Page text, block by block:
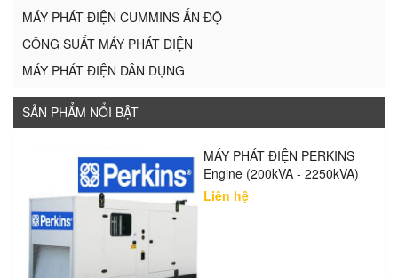
MÁY PHÁT ĐIỆN CUMMINS ẤN ĐỘ
CÔNG SUẤT MÁY PHÁT ĐIỆN
MÁY PHÁT ĐIỆN DÂN DỤNG
SẢN PHẨM NỔI BẬT
MÁY PHÁT ĐIỆN PERKINS
Engine (200kVA - 2250kVA)
Liên hệ